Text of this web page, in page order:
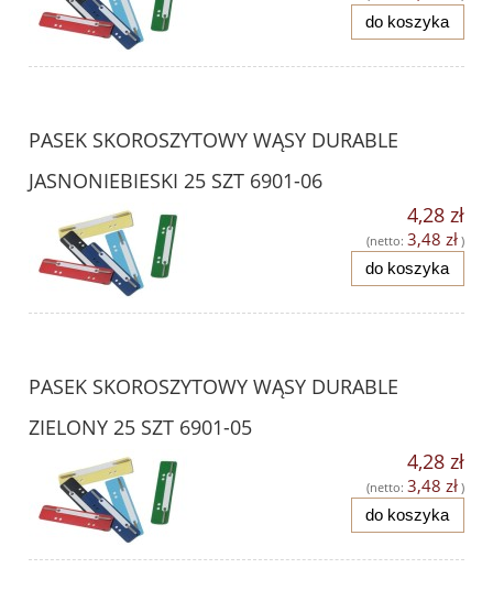
do koszyka
PASEK SKOROSZYTOWY WĄSY DURABLE
JASNONIEBIESKI 25 SZT 6901-06
4,28 zł
(netto: 3,48 zł )
do koszyka
PASEK SKOROSZYTOWY WĄSY DURABLE
ZIELONY 25 SZT 6901-05
4,28 zł
(netto: 3,48 zł )
do koszyka